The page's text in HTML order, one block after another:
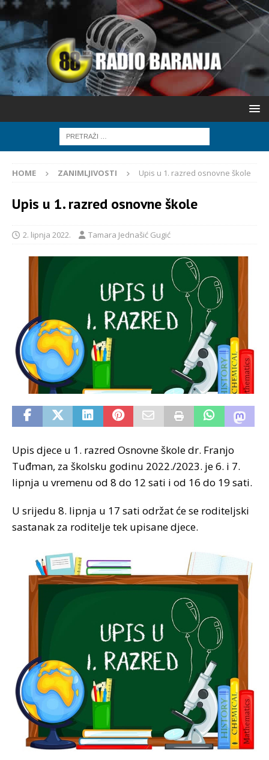
HOME ZANIMLJIVOSTI Upis u 1. razred osnovne škole
Upis u 1. razred osnovne škole
2. lipnja 2022. Tamara Jednašić Gugić
Upis djece u 1. razred Osnovne škole dr. Franjo
Tuđman, za školsku godinu 2022./2023. je 6. i 7.
lipnja u vremenu od 8 do 12 sati i od 16 do 19 sati.
U srijedu 8. lipnja u 17 sati održat će se roditeljski
sastanak za roditelje tek upisane djece.